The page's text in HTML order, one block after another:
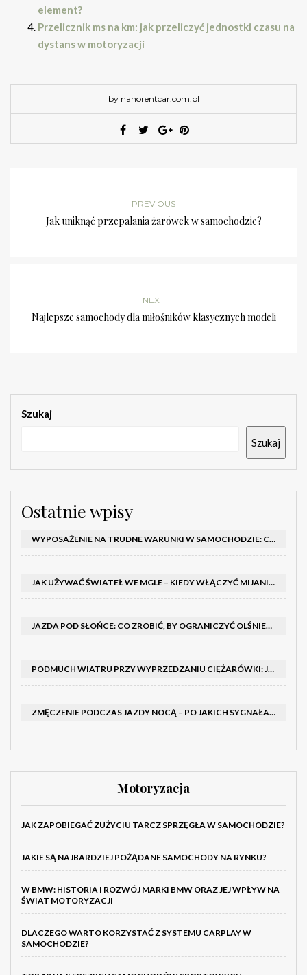
element?
Przelicznik ms na km: jak przeliczyć jednostki czasu na
dystans w motoryzacji
by nanorentcar.com.pl
PREVIOUS
Jak uniknąć przepalania żarówek w samochodzie?
NEXT
Najlepsze samochody dla miłośników klasycznych modeli
Szukaj
Szukaj
Ostatnie wpisy
WYPOSAŻENIE NA TRUDNE WARUNKI W SAMOCHODZIE: CO MIEĆ ZIMĄ, W TRASIE I NA WYPADEK AWARII
JAK UŻYWAĆ ŚWIATEŁ WE MGLE – KIEDY WŁĄCZYĆ MIJANIA I PRZECIWMGIELNE ORAZ CZEGO NIE ROBIĆ
JAZDA POD SŁOŃCE: CO ZROBIĆ, BY OGRANICZYĆ OLŚNIENIE I POPRAWIĆ WIDOCZNOŚĆ
PODMUCH WIATRU PRZY WYPRZEDZANIU CIĘŻARÓWKI: JAK UTRZYMAĆ TOR JAZDY I OPANOWAĆ AUTO
ZMĘCZENIE PODCZAS JAZDY NOCĄ – PO JAKICH SYGNAŁACH ROZPOZNAĆ SENNOŚĆ ZA KIEROWNICĄ I KIEDY ZROBIĆ PRZERWĘ
Motoryzacja
JAK ZAPOBIEGAĆ ZUŻYCIU TARCZ SPRZĘGŁA W SAMOCHODZIE?
JAKIE SĄ NAJBARDZIEJ POŻĄDANE SAMOCHODY NA RYNKU?
W BMW: HISTORIA I ROZWÓJ MARKI BMW ORAZ JEJ WPŁYW NA
ŚWIAT MOTORYZACJI
DLACZEGO WARTO KORZYSTAĆ Z SYSTEMU CARPLAY W
SAMOCHODZIE?